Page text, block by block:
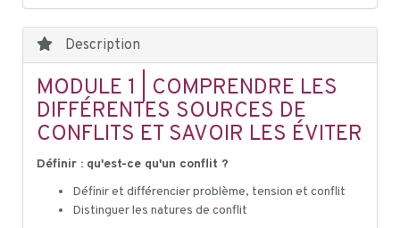
Description
MODULE 1 | COMPRENDRE LES
DIFFÉRENTES SOURCES DE
CONFLITS ET SAVOIR LES ÉVITER
Définir : qu'est-ce qu'un conflit ?
Définir et différencier problème, tension et conflit
Distinguer les natures de conflit